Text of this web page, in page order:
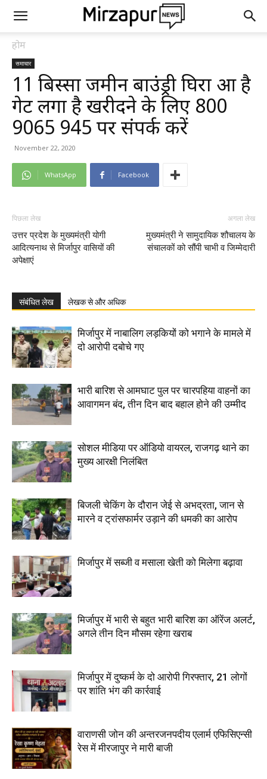
होम
समाचार
11 बिस्सा जमीन बाउंड्री घिरा हुआ है
गेट लगा है खरीदने के लिए 800
9065 945 पर संपर्क करें
November 22, 2020
WhatsApp Facebook
पिछला लेख
उत्तर प्रदेश के मुख्यमंत्री योगी
आदित्यनाथ से मिर्जापुर वासियों की
अपेक्षाएं
अगला लेख
मुख्यमंत्री ने सामुदायिक शौचालय के
संचालकों को सौंपी चाभी व जिम्मेदारी
संबंधित लेख लेखक से और अधिक
मिर्जापुर में नाबालिग लड़कियों को भगाने के मामले में
दो आरोपी दबोचे गए
भारी बारिश से आमघाट पुल पर चारपहिया वाहनों का
आवागमन बंद, तीन दिन बाद बहाल होने की उम्मीद
सोशल मीडिया पर ऑडियो वायरल, राजगढ़ थाने का
मुख्य आरक्षी निलंबित
बिजली चेकिंग के दौरान जेई से अभद्रता, जान से
मारने व ट्रांसफार्मर उड़ाने की धमकी का आरोप
मिर्जापुर में सब्जी व मसाला खेती को मिलेगा बढ़ावा
मिर्जापुर में भारी से बहुत भारी बारिश का ऑरेंज अलर्ट,
अगले तीन दिन मौसम रहेगा खराब
मिर्जापुर में दुष्कर्म के दो आरोपी गिरफ्तार, 21 लोगों
पर शांति भंग की कार्रवाई
वाराणसी जोन की अन्तरजनपदीय एलार्म एफिसिएन्सी
रेस में मीरजापुर ने मारी बाजी